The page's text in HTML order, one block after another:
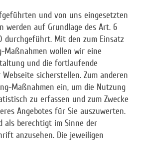
und von uns eingesetzten
werden auf Grundlage des Art. 6
durchgeführt. Mit den zum Einsatz
Maßnahmen wollen wir eine
und die fortlaufende
sicherstellen. Zum anderen
Maßnahmen ein, um die Nutzung
zu erfassen und zum Zwecke
Angebotes für Sie auszuwerten.
als berechtigt im Sinne der
anzusehen. Die jeweiligen